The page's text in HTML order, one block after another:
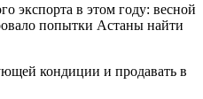
экспорта в этом году: весной
попытки Астаны найти
кондиции и продавать в